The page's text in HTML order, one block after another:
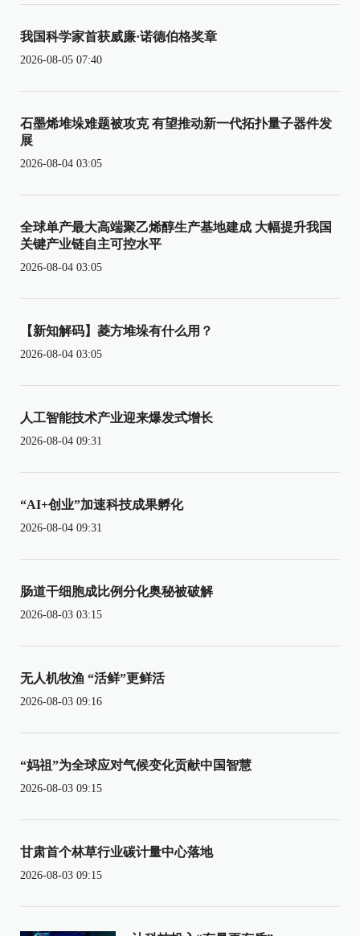
我国科学家首获威廉·诺德伯格奖章
2026-08-05 07:40
石墨烯堆垛难题被攻克 有望推动新一代拓扑量子器件发
展
2026-08-04 03:05
全球单产最大高端聚乙烯醇生产基地建成 大幅提升我国
关键产业链自主可控水平
2026-08-04 03:05
【新知解码】菱方堆垛有什么用？
2026-08-04 03:05
人工智能技术产业迎来爆发式增长
2026-08-04 09:31
“AI+创业”加速科技成果孵化
2026-08-04 09:31
肠道干细胞成比例分化奥秘被破解
2026-08-03 03:15
无人机牧渔 “活鲜”更鲜活
2026-08-03 09:16
“妈祖”为全球应对气候变化贡献中国智慧
2026-08-03 09:15
甘肃首个林草行业碳计量中心落地
2026-08-03 09:15